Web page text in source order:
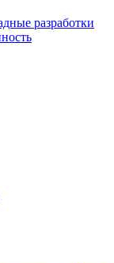
разработки